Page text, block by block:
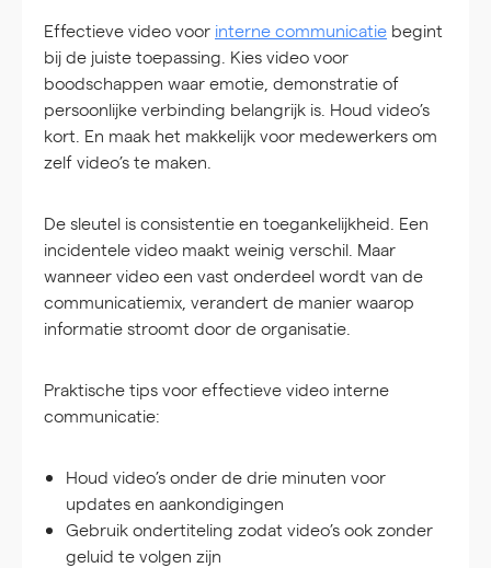
Effectieve video voor interne communicatie begint
bij de juiste toepassing. Kies video voor
boodschappen waar emotie, demonstratie of
persoonlijke verbinding belangrijk is. Houd video’s
kort. En maak het makkelijk voor medewerkers om
zelf video’s te maken.
De sleutel is consistentie en toegankelijkheid. Een
incidentele video maakt weinig verschil. Maar
wanneer video een vast onderdeel wordt van de
communicatiemix, verandert de manier waarop
informatie stroomt door de organisatie.
Praktische tips voor effectieve video interne
communicatie:
Houd video’s onder de drie minuten voor
updates en aankondigingen
Gebruik ondertiteling zodat video’s ook zonder
geluid te volgen zijn